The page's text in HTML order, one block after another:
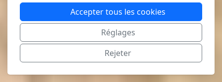
Accepter tous les cookies
Réglages
Rejeter